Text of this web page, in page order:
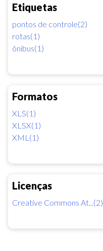
Etiquetas
pontos de controle(2)
rotas(1)
ônibus(1)
Formatos
XLS(1)
XLSX(1)
XML(1)
Licenças
Creative Commons At...(2)